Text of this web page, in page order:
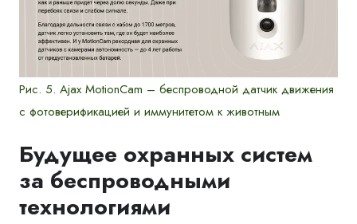
Рис. 5. Ajax MotionCam – беспроводной датчик движения
с фотоверификацией и иммунитетом к животным
Будущее охранных систем
за беспроводными
технологиями